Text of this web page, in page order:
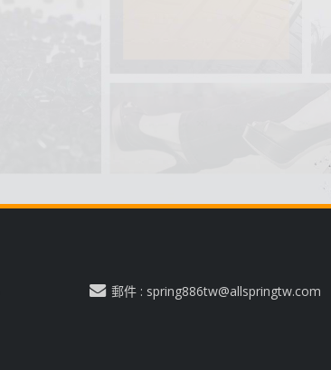
郵件 : spring886tw@allspringtw.com